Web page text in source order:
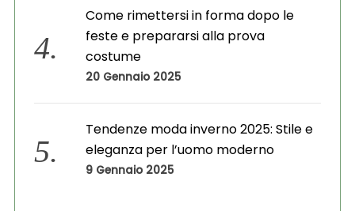
Come rimettersi in forma dopo le
feste e prepararsi alla prova
costume
20 Gennaio 2025
Tendenze moda inverno 2025: Stile e
eleganza per l’uomo moderno
9 Gennaio 2025